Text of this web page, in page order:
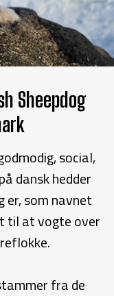
Sheepdog
social,
dansk hedder
er, som navnet
til at vogte over
fra de